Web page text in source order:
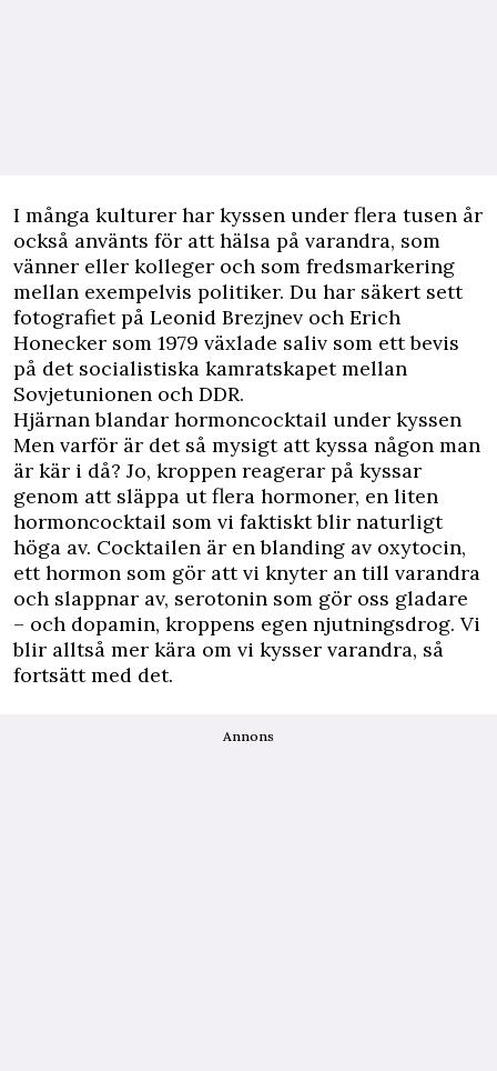
I många kulturer har kyssen under flera tusen år
också använts för att hälsa på varandra, som
vänner eller kolleger och som fredsmarkering
mellan exempelvis politiker. Du har säkert sett
fotografiet på Leonid Brezjnev och Erich
Honecker som 1979 växlade saliv som ett bevis
på det socialistiska kamratskapet mellan
Sovjetunionen och DDR.
Hjärnan blandar hormoncocktail under kyssen
Men varför är det så mysigt att kyssa någon man
är kär i då? Jo, kroppen reagerar på kyssar
genom att släppa ut flera hormoner, en liten
hormoncocktail som vi faktiskt blir naturligt
höga av. Cocktailen är en blanding av oxytocin,
ett hormon som gör att vi knyter an till varandra
och slappnar av, serotonin som gör oss gladare
– och dopamin, kroppens egen njutningsdrog. Vi
blir alltså mer kära om vi kysser varandra, så
fortsätt med det.
Annons